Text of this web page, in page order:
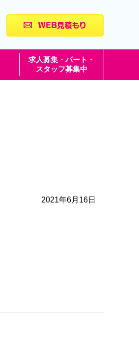
求人募集・パート・
スタッフ募集中
2021年6月16日